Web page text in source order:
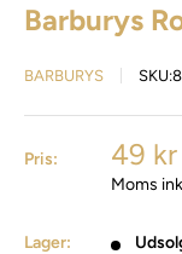
Barburys
BARBURYS SKU:
Pris: 49 kr
Moms
Lager: